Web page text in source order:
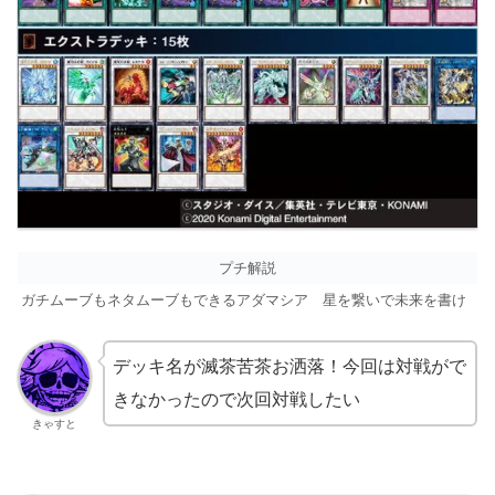
プチ解説
ガチムーブもネタムーブもできるアダマシア 星を繋いで未来を書け
きゃすと
デッキ名が滅茶苦茶お洒落！今回は対戦がで
きなかったので次回対戦したい